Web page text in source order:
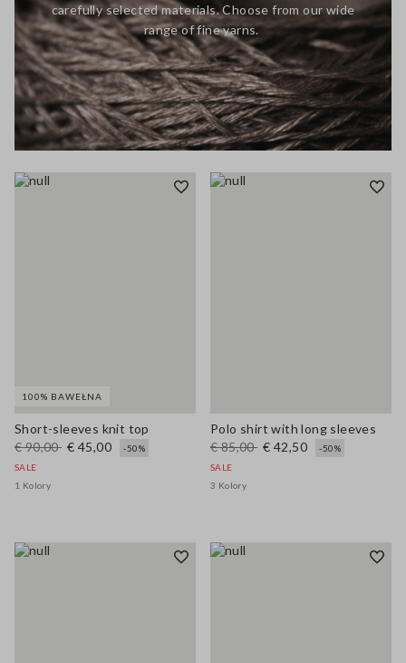
carefully selected materials. Choose from our wide
range of fine yarns.
100% BAWEŁNA
Short-sleeves knit top
€ 90,00 € 45,00
-50%
SALE
1 Kolory
Polo shirt with long sleeves
€ 85,00 € 42,50
-50%
SALE
3 Kolory